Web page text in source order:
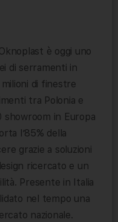
è oggi uno
di serramenti in
di finestre
tra Polonia e
showroom in Europa
l’85% della
grazie a soluzioni
ricercato e un
Presente in Italia
nel tempo una
nazionale.